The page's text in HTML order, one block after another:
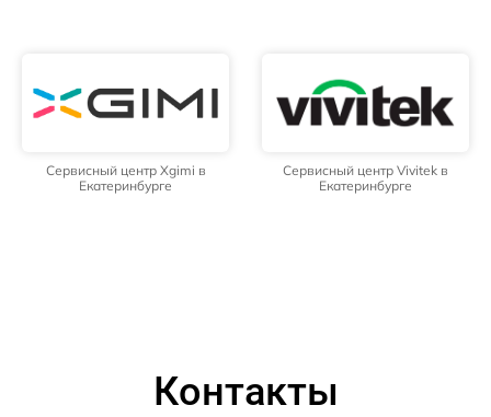
Сервисный центр Xgimi в
Екатеринбурге
Сервисный центр Vivitek в
Екатеринбурге
Контакты